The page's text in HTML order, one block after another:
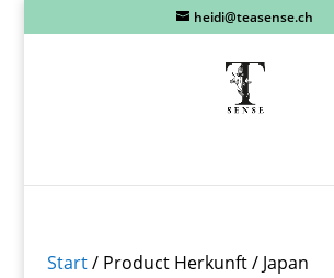
heidi@teasense.ch
Start/ Product Herkunft / Japan